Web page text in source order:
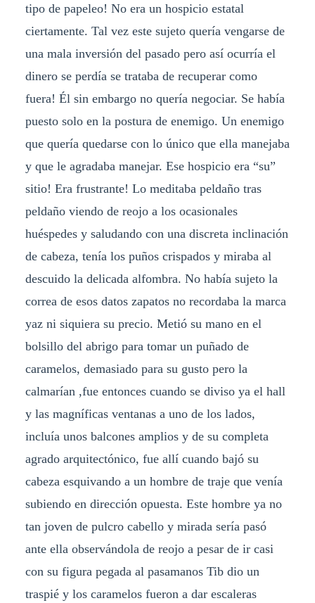
tipo de papeleo! No era un hospicio estatal
ciertamente. Tal vez este sujeto quería vengarse de
una mala inversión del pasado pero así ocurría el
dinero se perdía se trataba de recuperar como
fuera! Él sin embargo no quería negociar. Se había
puesto solo en la postura de enemigo. Un enemigo
que quería quedarse con lo único que ella manejaba
y que le agradaba manejar. Ese hospicio era “su”
sitio! Era frustrante! Lo meditaba peldaño tras
peldaño viendo de reojo a los ocasionales
huéspedes y saludando con una discreta inclinación
de cabeza, tenía los puños crispados y miraba al
descuido la delicada alfombra. No había sujeto la
correa de esos datos zapatos no recordaba la marca
yaz ni siquiera su precio. Metió su mano en el
bolsillo del abrigo para tomar un puñado de
caramelos, demasiado para su gusto pero la
calmarían ,fue entonces cuando se diviso ya el hall
y las magníficas ventanas a uno de los lados,
incluía unos balcones amplios y de su completa
agrado arquitectónico, fue allí cuando bajó su
cabeza esquivando a un hombre de traje que venía
subiendo en dirección opuesta. Este hombre ya no
tan joven de pulcro cabello y mirada sería pasó
ante ella observándola de reojo a pesar de ir casi
con su figura pegada al pasamanos Tib dio un
traspié y los caramelos fueron a dar escaleras